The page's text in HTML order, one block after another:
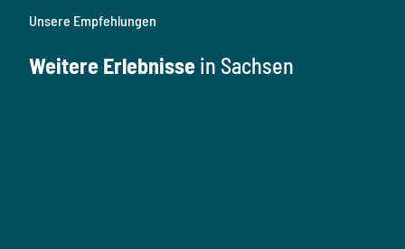
Unsere Empfehlungen
Weitere Erlebnisse in Sachsen